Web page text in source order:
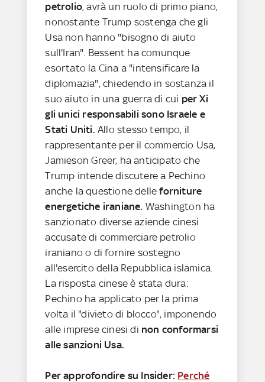
petrolio, avrà un ruolo di primo piano,
nonostante Trump sostenga che gli
Usa non hanno "bisogno di aiuto
sull'Iran". Bessent ha comunque
esortato la Cina a "intensificare la
diplomazia", chiedendo in sostanza il
suo aiuto in una guerra di cui per Xi
gli unici responsabili sono Israele e
Stati Uniti.Allo stesso tempo, il
rappresentante per il commercio Usa,
Jamieson Greer, ha anticipato che
Trump intende discutere a Pechino
anche la questione delleforniture
energetiche iraniane. Washington ha
sanzionato diverse aziende cinesi
accusate di commerciare petrolio
iraniano o di fornire sostegno
all'esercito della Repubblica islamica.
La risposta cinese è stata dura:
Pechino ha applicato per la prima
volta il "divieto di blocco", imponendo
alle imprese cinesi di non conformarsi
alle sanzioni Usa.
Per approfondire su Insider: Perché